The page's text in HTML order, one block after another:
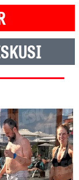
z ODS